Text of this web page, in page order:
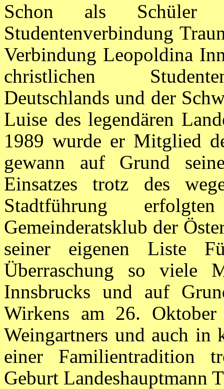
Schon als Schüler
Studentenverbindung
Verbindung Leopoldina
christlichen
Deutschlands und der
Luise des legendären
1989 wurde er Mitglied
gewann auf Grund
Einsatzes trotz des
Stadtführung
Gemeinderatsklub der
seiner eigenen Liste
Überraschung so viele
Innsbrucks und auf
Wirkens am 26.
Weingartners und auch in
einer Familientradition
Geburt Landeshauptmann